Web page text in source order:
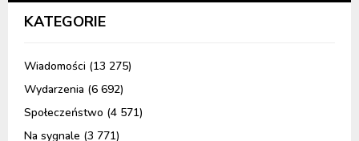
KATEGORIE
Wiadomości (13 275)
Wydarzenia (6 692)
Społeczeństwo (4 571)
Na sygnale (3 771)